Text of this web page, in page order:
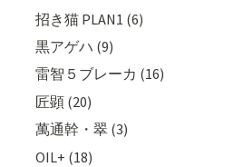
招き猫 PLAN1 (6)
黒アゲハ (9)
雷智５ブレーカ (16)
匠顕 (20)
萬通幹・翠 (3)
OIL+ (18)